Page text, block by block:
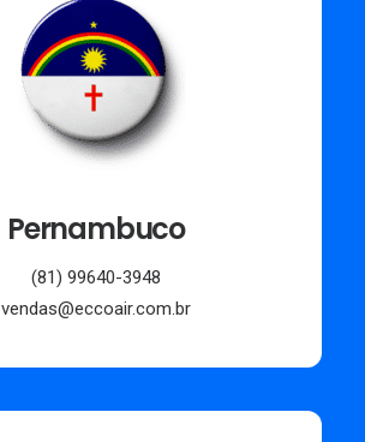
Pernambuco
(81) 99640-3948
vendas@eccoair.com.br